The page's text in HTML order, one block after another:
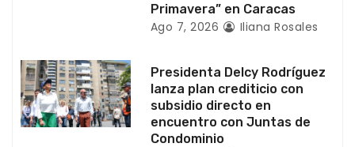
Primavera” en Caracas
Ago 7, 2026 Iliana Rosales
Presidenta Delcy Rodríguez
lanza plan crediticio con
subsidio directo en
encuentro con Juntas de
Condominio